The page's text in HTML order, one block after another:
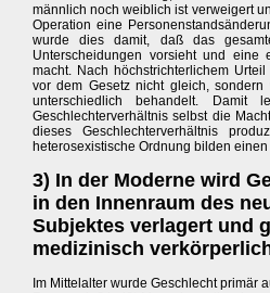
männlich noch weiblich ist verweigert
Operation eine
wurde dies damit, daß das
Unterscheidungen vorsieht und eine
macht. Nach höchstrichterlichem
vor dem Gesetz nicht gleich,
unterschiedlich behandelt. Damit
Geschlechterverhältnis selbst die
dieses Geschlechterverhältnis
heterosexistische Ordnung bilden
3) In der Moderne wird
in den Innenraum des
Subjektes verlagert und
medizinisch
Im Mittelalter wurde Geschlecht primär